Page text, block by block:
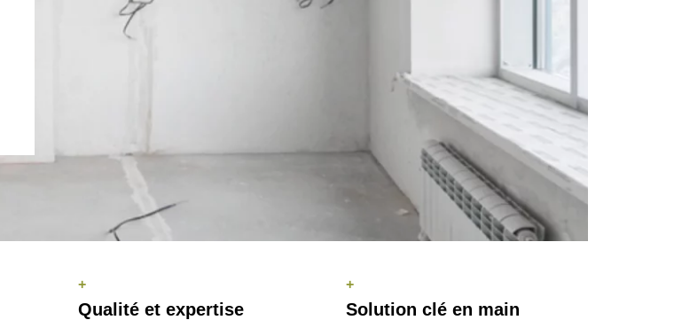
+
Qualité et expertise
+
Solution clé en main